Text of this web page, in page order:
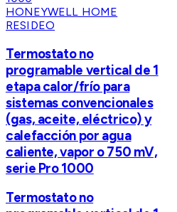
HONEYWELL HOME
RESIDEO
Termostato no
programable vertical de 1
etapa calor/frío para
sistemas convencionales
(gas, aceite, eléctrico) y
calefacción por agua
caliente, vapor o 750 mV,
serie Pro 1000
Termostato no